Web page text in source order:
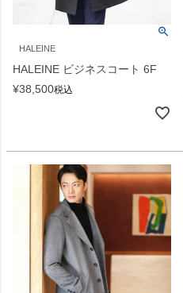
HALEINE
HALEINE ビジネスコート 6F
¥38,500税込